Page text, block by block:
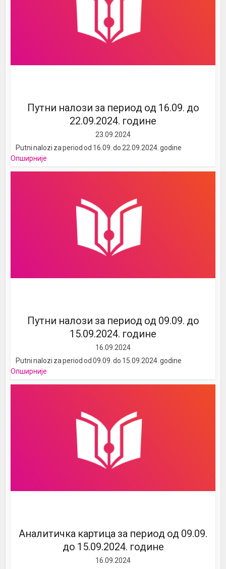
Путни налози за период од 16.09. до
22.09.2024. године
23.09.2024
Putni nalozi za period od 16.09. do 22.09.2024. godine
Опширније
Путни налози за период од 09.09. до
15.09.2024. године
16.09.2024
Putni nalozi za period od 09.09. do 15.09.2024. godine
Опширније
Аналитичка картица за период од 09.09.
до 15.09.2024. године
16.09.2024